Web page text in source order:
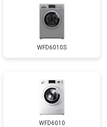
от 3350 ₽ Заказать
от 3450 ₽
от 2100 ₽ Заказать
от 2100 ₽ Заказать
от 2550 ₽ Заказать
WFD6010S
WFD6010